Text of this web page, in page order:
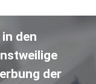
den
der